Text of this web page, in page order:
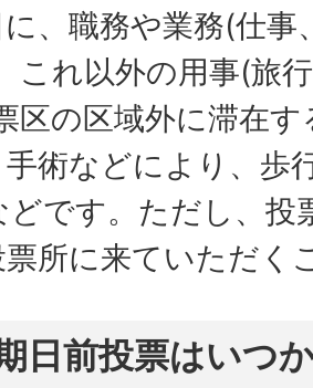
、職務や業務(仕事
これ以外の用事(旅
区の区域外に滞在
術などにより、歩
どです。ただし、投
所に来ていただく
日前投票はいつ